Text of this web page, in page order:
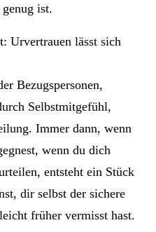
ist.
Urvertrauen lässt sich
Bezugspersonen,
Selbstmitgefühl,
Immer dann, wenn
wenn du dich
entsteht ein Stück
dir selbst der sichere
früher vermisst hast.